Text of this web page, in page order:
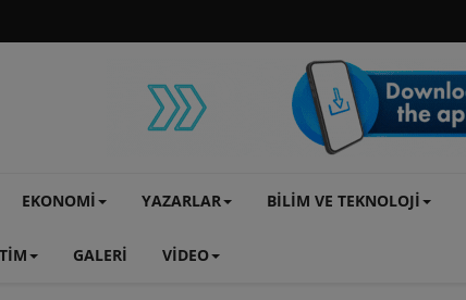
EKONOMİ YAZARLAR BİLİM VE TEKNOLOJİ
GALERİ VİDEO